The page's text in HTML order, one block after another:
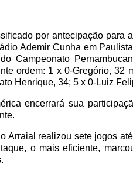
por antecipação
Ademir Cunha em
Campeonato
ordem: 1 x 0-Gregório, 32
Henrique, 34; 5 x 0-Luiz
encerrará sua
Arraial realizou sete jogos
o mais eficiente,